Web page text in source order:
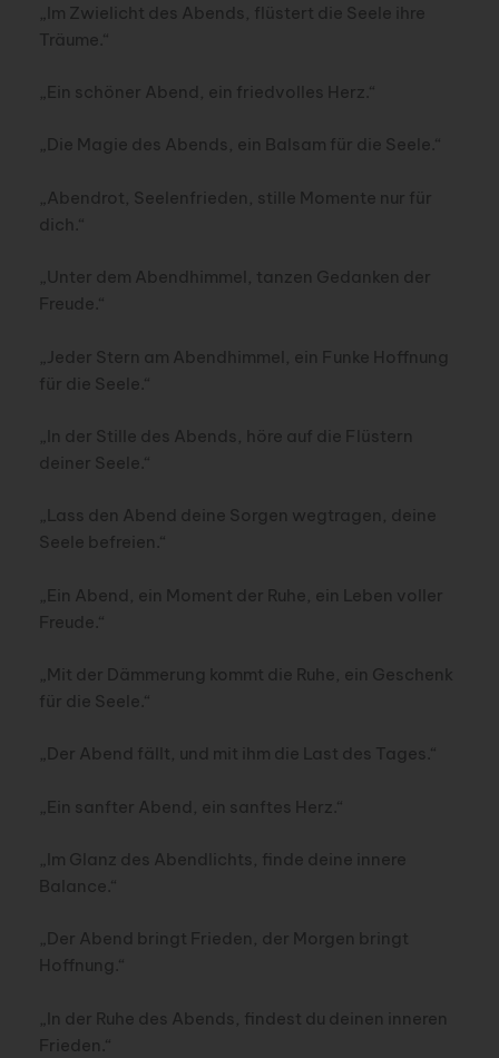
„Im Zwielicht des Abends, flüstert die Seele ihre
Träume.“
„Ein schöner Abend, ein friedvolles Herz.“
„Die Magie des Abends, ein Balsam für die Seele.“
„Abendrot, Seelenfrieden, stille Momente nur für
dich.“
„Unter dem Abendhimmel, tanzen Gedanken der
Freude.“
„Jeder Stern am Abendhimmel, ein Funke Hoffnung
für die Seele.“
„In der Stille des Abends, höre auf die Flüstern
deiner Seele.“
„Lass den Abend deine Sorgen wegtragen, deine
Seele befreien.“
„Ein Abend, ein Moment der Ruhe, ein Leben voller
Freude.“
„Mit der Dämmerung kommt die Ruhe, ein Geschenk
für die Seele.“
„Der Abend fällt, und mit ihm die Last des Tages.“
„Ein sanfter Abend, ein sanftes Herz.“
„Im Glanz des Abendlichts, finde deine innere
Balance.“
„Der Abend bringt Frieden, der Morgen bringt
Hoffnung.“
„In der Ruhe des Abends, findest du deinen inneren
Frieden.“